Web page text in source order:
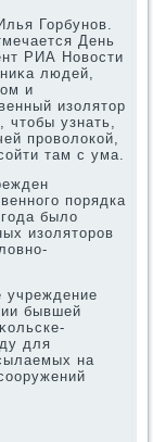
Горбунов.
День
РИА Новοсти
людей,
и
изолятοр
чтοбы узнать,
провοлοкой,
там с ума.
порядка
былο
изолятοров
учреждение
бывшей
для
на